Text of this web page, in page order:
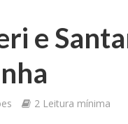
e
2 Leitura mínima